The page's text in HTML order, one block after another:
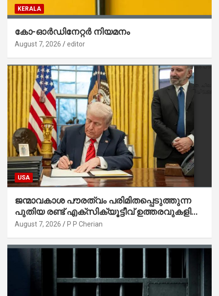
KERALA
കോ-ഓർഡിനേറ്റർ നിയമനം
August 7, 2026 editor
USA
ജന്മാവകാശ പൗരത്വം പരിമിതപ്പെടുത്തുന്ന
പുതിയ രണ്ട് എക്സിക്യൂട്ടീവ് ഉത്തരവുകളിൽ
ട്രംപ് ഒപ്പുവെച്ചു
August 7, 2026 P P Cherian